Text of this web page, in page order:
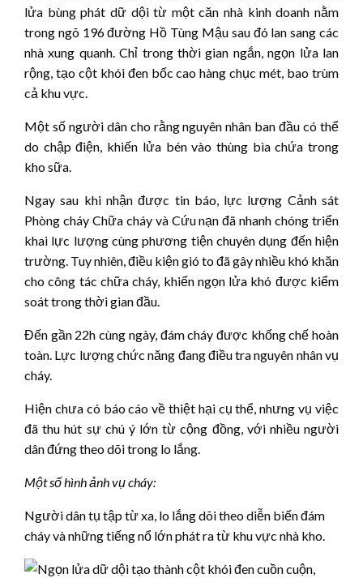
lửa bùng phát dữ dội từ một căn nhà kinh doanh nằm
trong ngõ 196 đường Hồ Tùng Mậu sau đó lan sang các
nhà xung quanh. Chỉ trong thời gian ngắn, ngọn lửa lan
rộng, tạo cột khói đen bốc cao hàng chục mét, bao trùm
cả khu vực.
Một số người dân cho rằng nguyên nhân ban đầu có thể
do chập điện, khiến lửa bén vào thùng bìa chứa trong
kho sữa.
Ngay sau khi nhận được tin báo, lực lượng Cảnh sát
Phòng cháy Chữa cháy và Cứu nạn đã nhanh chóng triển
khai lực lượng cùng phương tiện chuyên dụng đến hiện
trường. Tuy nhiên, điều kiện gió to đã gây nhiều khó khăn
cho công tác chữa cháy, khiến ngọn lửa khó được kiểm
soát trong thời gian đầu.
Đến gần 22h cùng ngày, đám cháy được khống chế hoàn
toàn. Lực lượng chức năng đang điều tra nguyên nhân vụ
cháy.
Hiện chưa có báo cáo về thiệt hại cụ thể, nhưng vụ việc
đã thu hút sự chú ý lớn từ cộng đồng, với nhiều người
dân đứng theo dõi trong lo lắng.
Một số hình ảnh vụ cháy:
Người dân tụ tập từ xa, lo lắng dõi theo diễn biến đám
cháy và những tiếng nổ lớn phát ra từ khu vực nhà kho.